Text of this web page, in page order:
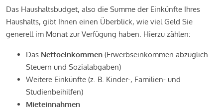
Das Haushaltsbudget, also die Summe der Einkünfte Ihres
Haushalts, gibt Ihnen einen Überblick, wie viel Geld Sie
generell im Monat zur Verfügung haben. Hierzu zählen:
Das Nettoeinkommen (Erwerbseinkommen abzüglich
Steuern und Sozialabgaben)
Weitere Einkünfte (z. B. Kinder-, Familien- und
Studienbeihilfen)
Mieteinnahmen